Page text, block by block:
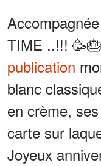
TIME ..!!!
publication
blanc
en crème,
carte sur
Joyeux